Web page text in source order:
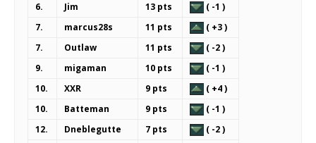
6.
Jim 13 pts
( -1 )
7.
marcus28s 11 pts
( +3 )
7.
Outlaw 11 pts
( -2 )
9.
migaman 10 pts
( -1 )
10.
XXR 9 pts
( +4 )
10.
Batteman 9 pts
( -1 )
12.
Dneblegutte 7 pts
( -2 )